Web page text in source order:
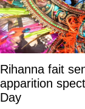
Rihanna fait
apparition
Day